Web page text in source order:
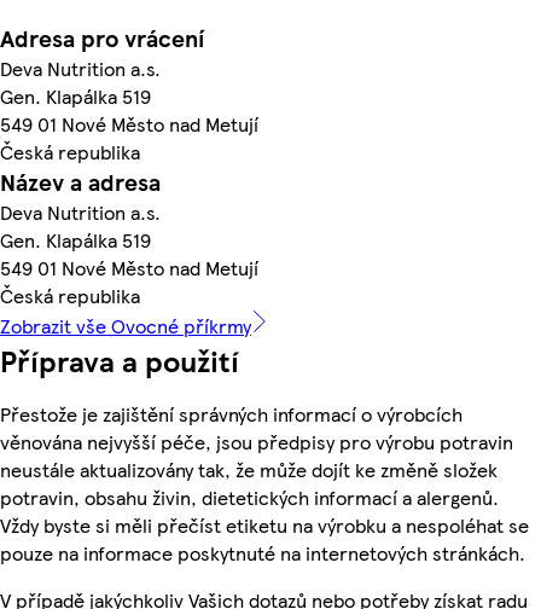
Adresa pro vrácení
Deva Nutrition a.s.
Gen. Klapálka 519
549 01 Nové Město nad Metují
Česká republika
Název a adresa
Deva Nutrition a.s.
Gen. Klapálka 519
549 01 Nové Město nad Metují
Česká republika
Zobrazit vše Ovocné příkrmy
Příprava a použití
Přestože je zajištění správných informací o výrobcích
věnována nejvyšší péče, jsou předpisy pro výrobu potravin
neustále aktualizovány tak, že může dojít ke změně složek
potravin, obsahu živin, dietetických informací a alergenů.
Vždy byste si měli přečíst etiketu na výrobku a nespoléhat se
pouze na informace poskytnuté na internetových stránkách.
V případě jakýchkoliv Vašich dotazů nebo potřeby získat radu